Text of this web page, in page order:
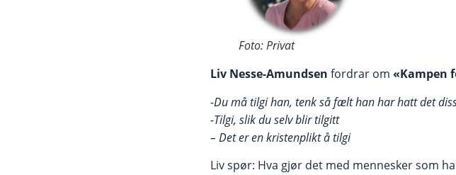
Foto: Privat
Liv Nesse-Amundsen fordrar om «Kampen
-Du må tilgi han, tenk så fælt han har hatt det
-Tilgi, slik du selv blir tilgitt
– Det er en kristenplikt å tilgi
Liv spør: Hva gjør det med mennesker som